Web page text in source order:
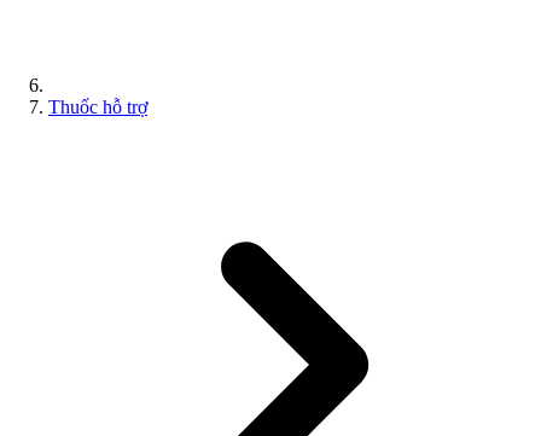
Thuốc hỗ trợ